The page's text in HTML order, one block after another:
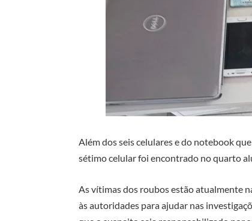
Além dos seis celulares e do notebook
sétimo celular foi encontrado no quarto
As vítimas dos roubos estão atualmente
às autoridades para ajudar nas